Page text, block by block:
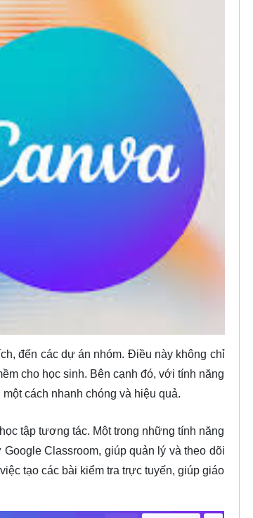
đến các dự án nhóm. Điều này không chỉ
cho học sinh. Bên cạnh đó, với tính năng
cách nhanh chóng và hiệu quả.
tập tương tác. Một trong những tính năng
Classroom, giúp quản lý và theo dõi
tạo các bài kiểm tra trực tuyến, giúp giáo